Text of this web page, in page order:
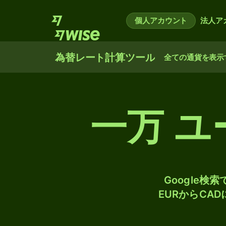
個人アカウント 法人ア
為替レート計算ツール 全ての通貨を表示
一万 ユ
Google検索
EURからCAD